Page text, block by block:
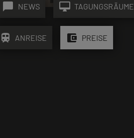
chat_bubble NEWS desktop_mac TAGUNGSRÄUME
train ANREISE account_balance_wallet PREISE